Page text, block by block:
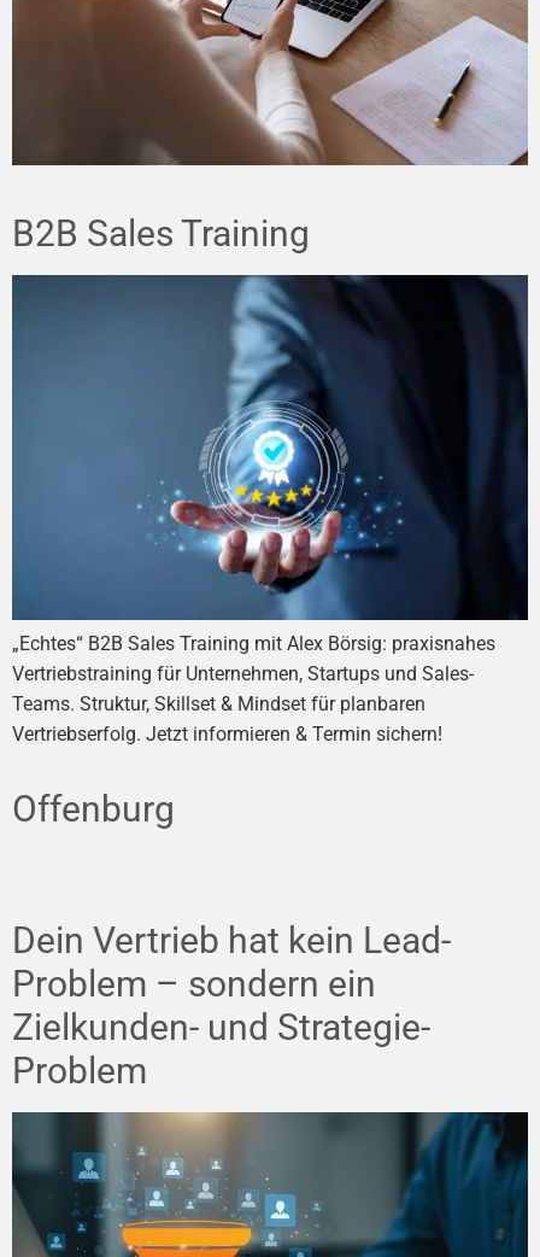
B2B Sales Training
„Echtes“ B2B Sales Training mit Alex Börsig: praxisnahes
Vertriebstraining für Unternehmen, Startups und Sales-
Teams. Struktur, Skillset & Mindset für planbaren
Vertriebserfolg. Jetzt informieren & Termin sichern!
Offenburg
Dein Vertrieb hat kein Lead-
Problem – sondern ein
Zielkunden- und Strategie-
Problem
Kundenbewertungen und Erfahrungen zu
Alex Börsig